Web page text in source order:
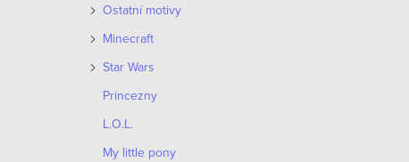
Ostatní motivy
Minecraft
Star Wars
Princezny
L.O.L.
My little pony